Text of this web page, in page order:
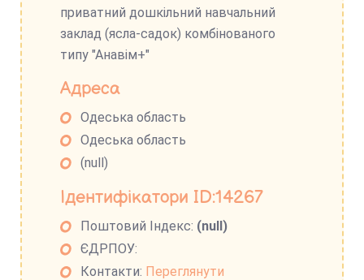
приватний дошкільний навчальний
заклад (ясла-садок) комбінованого
типу "Анавім+"
Адреса
Одеська область
Одеська область
(null)
Ідентифікатори ID:14267
Поштовий Індекс: (null)
ЄДРПОУ:
Контакти: Переглянути